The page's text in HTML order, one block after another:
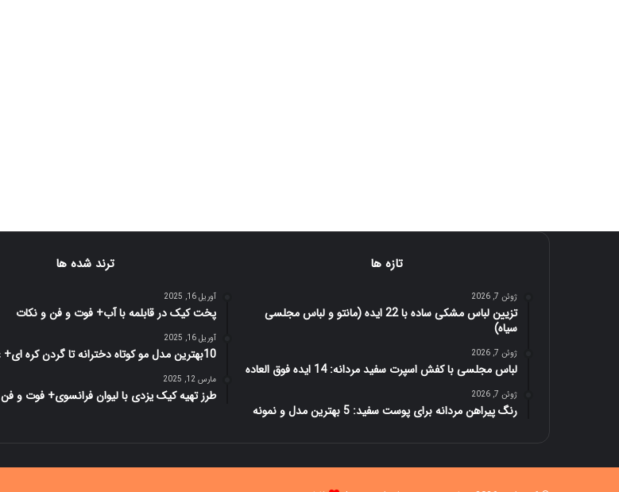
تازه ها
ژوئن 7, 2026
تزیین لباس مشکی ساده با 22 ایده (مانتو و لباس مجلسی
سیاه)
ژوئن 7, 2026
لباس مجلسی با کفش اسپرت سفید مردانه: 14 ایده فوق العاده
ژوئن 7, 2026
رنگ پیراهن مردانه برای پوست سفید: 5 بهترین مدل و نمونه
ترند شده ها
آوریل 16, 2025
پخت کیک در قابلمه با آب+ فوت و فن و نکات
آوریل 16, 2025
10بهترین مدل مو کوتاه دخترانه تا گردن کره ای+ عکس
مارس 12, 2025
طرز تهیه کیک یزدی با لیوان فرانسوی+ فوت و فن